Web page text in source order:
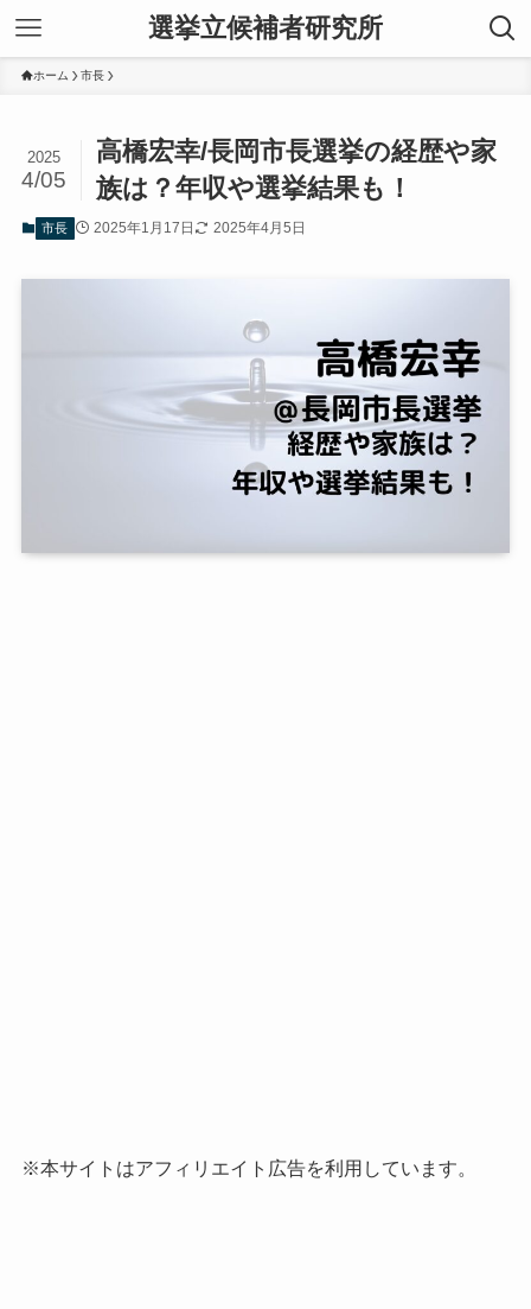
選挙立候補者研究所
ホーム 市長
高橋宏幸/長岡市長選挙の経歴や家
族は？年収や選挙結果も！
2025
4/05
市長 2025年1月17日 2025年4月5日
※本サイトはアフィリエイト広告を利用しています。